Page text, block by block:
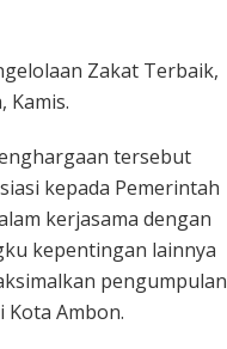
Zakat Terbaik,
Kamis.
tersebut
kepada Pemerintah
kerjasama dengan
kepentingan lainnya
pengumpulan
Kota Ambon.